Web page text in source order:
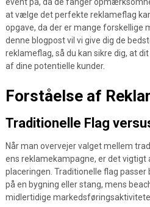
at vælge det perfekte reklameflag
opgave, da der er mange forskellige
denne blogpost vil vi give dig de
reklameflag, så du kan sikre dig, at
af dine potentielle kunder.
Forståelse af
Traditionelle Flag
Når man overvejer valget mellem
ens reklamekampagne, er det
placeringen. Traditionelle flag
på en bygning eller stang, mens
midlertidige